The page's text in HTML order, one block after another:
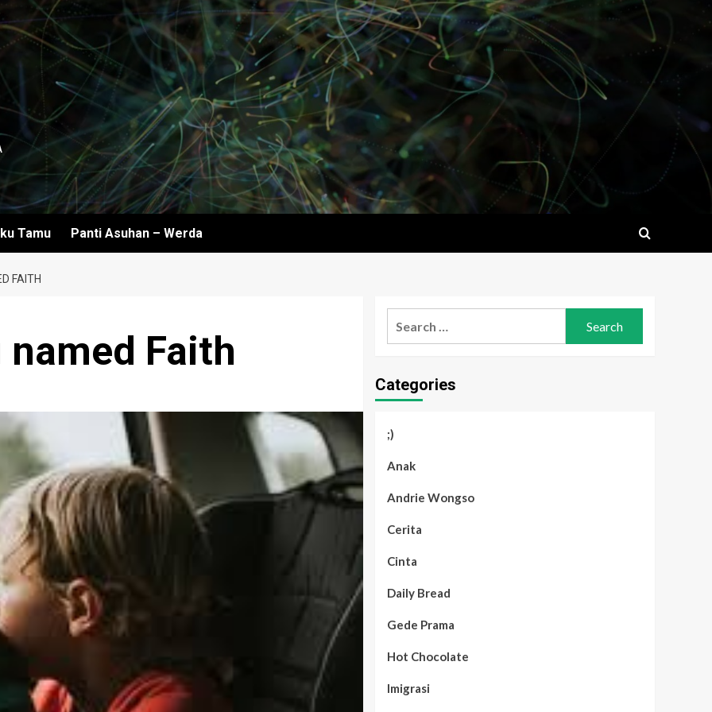
Tamu Panti Asuhan – Werda
FAITH
Faith
Categories
;)
Anak
Andrie Wongso
Cerita
Cinta
Daily Bread
Gede Prama
Hot Chocolate
Imigrasi